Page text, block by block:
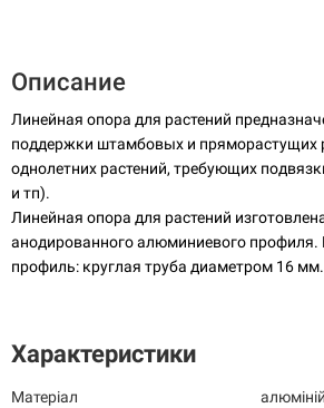
Описание
Линейная опора для растений
поддержки штамбовых и пряморастущих
однолетних растений, требующих
и тп).
Линейная опора для растений
анодированного алюминиевого профиля.
профиль: круглая труба диаметром 16
Характеристики
Матеріал алюміній